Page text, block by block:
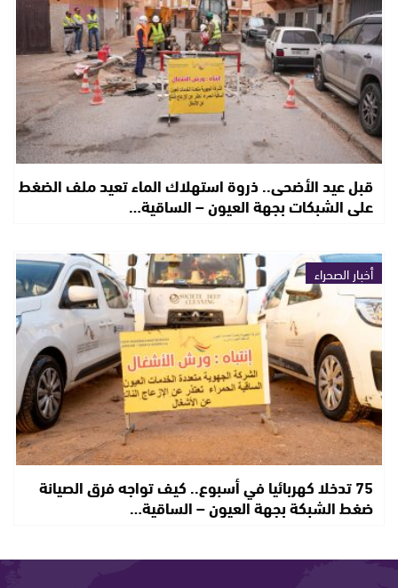
قبل عيد الأضحى.. ذروة استهلاك الماء تعيد ملف الضغط
على الشبكات بجهة العيون – الساقية…
أخبار الصحراء
75 تدخلا كهربائيا في أسبوع.. كيف تواجه فرق الصيانة
ضغط الشبكة بجهة العيون – الساقية…